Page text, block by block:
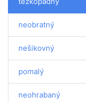
neobratný
nešikovný
pomalý
neohrabaný